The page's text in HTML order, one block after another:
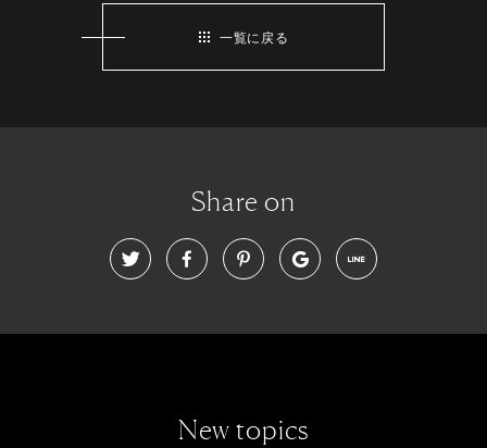
一覧に戻る
Share on
New topics